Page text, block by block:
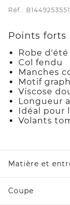
Réf.:
Points forts
Robe d'été
Col fendu
Manches
Motif
Viscose
Longueur
Idéal pour
Volants
Matière et
Coupe